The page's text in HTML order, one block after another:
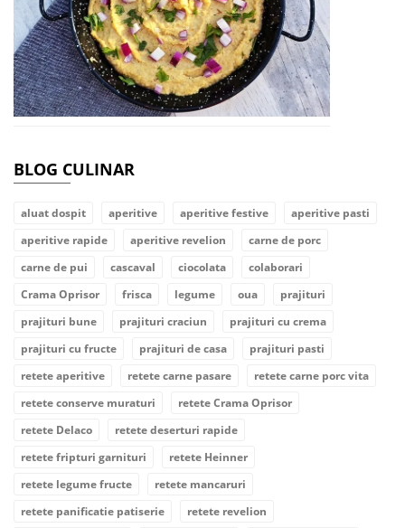
BLOG CULINAR
aluat dospit aperitive aperitive festive
aperitive pasti
aperitive rapide
aperitive revelion
carne de porc
carne de pui
cascaval ciocolata
colaborari
Crama Oprisor
frisca legume oua
prajituri
prajituri bune
prajituri craciun
prajituri cu crema
prajituri cu fructe
prajituri de casa
prajituri pasti
retete aperitive
retete carne pasare
retete carne porc vita
retete conserve muraturi
retete Crama Oprisor
retete Delaco
retete deserturi rapide
retete fripturi garnituri
retete Heinner
retete legume fructe
retete mancaruri
retete panificatie patiserie
retete revelion